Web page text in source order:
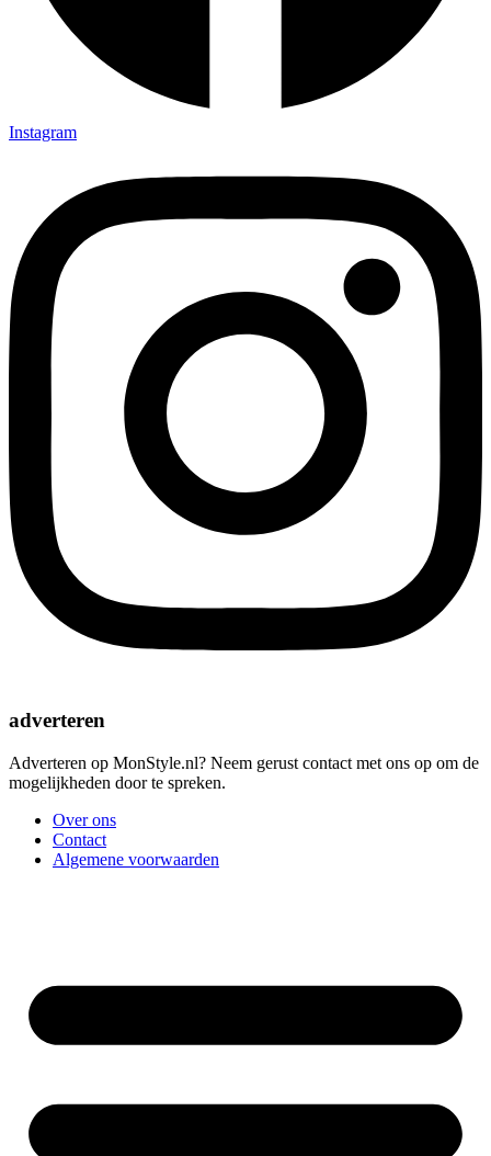
Instagram
adverteren
Adverteren op MonStyle.nl? Neem gerust contact met ons op om de
mogelijkheden door te spreken.
Over ons
Contact
Algemene voorwaarden